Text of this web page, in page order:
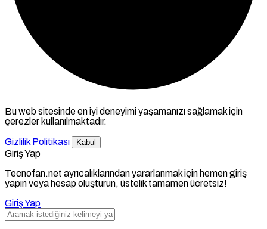
Bu web sitesinde en iyi deneyimi yaşamanızı sağlamak için
çerezler kullanılmaktadır.
Gizlilik Politikası
Kabul
Giriş Yap
Tecnofan.net ayrıcalıklarından yararlanmak için hemen giriş
yapın veya hesap oluşturun, üstelik tamamen ücretsiz!
Giriş Yap